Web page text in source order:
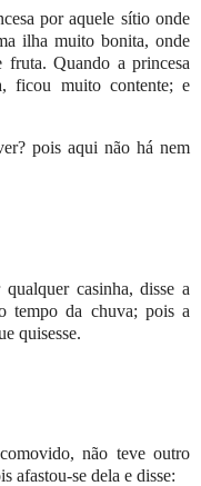
por aquele sítio onde
ilha muito bonita, onde
fruta. Quando a princesa
ficou muito contente; e
pois aqui não há nem
casinha, disse a
tempo da chuva; pois a
quisesse.
não teve outro
afastou-se dela e disse: